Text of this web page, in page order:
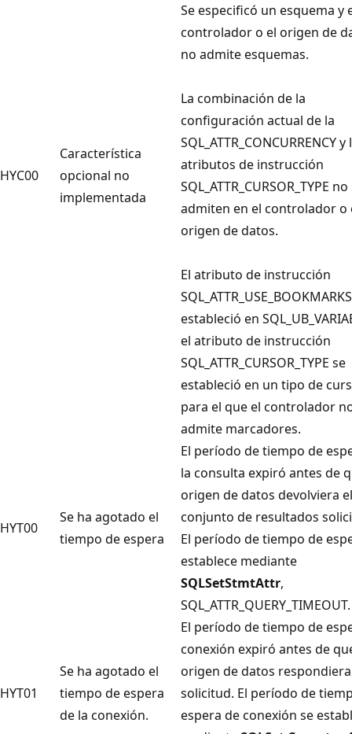
HYC00
Característica
opcional no
implementada
Se especificó un esquema y
controlador o el origen de
no admite esquemas.
La combinación de la
configuración actual de la
SQL_ATTR_CONCURRENCY y
atributos de instrucción
SQL_ATTR_CURSOR_TYPE
admiten en el controlador o
origen de datos.
El atributo de instrucción
estableció en
el atributo de instrucción
SQL_ATTR_CURSOR_TYPE se
estableció en un tipo de
para el que el controlador
admite marcadores.
HYT00
Se ha agotado el
tiempo de espera
El período de tiempo de
la consulta expiró antes de
origen de datos devolviera el
conjunto de resultados
El período de tiempo de
establece mediante
SQLSetStmtAttr,
SQL_ATTR_QUERY_TIMEOUT.
HYT01
Se ha agotado el
tiempo de espera
de la conexión.
El período de tiempo de
conexión expiró antes de
origen de datos
solicitud. El período de
espera de conexión se